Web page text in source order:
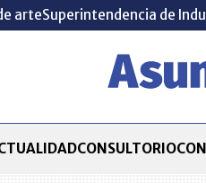
arteSuperintendencia de
CONSULTORIO